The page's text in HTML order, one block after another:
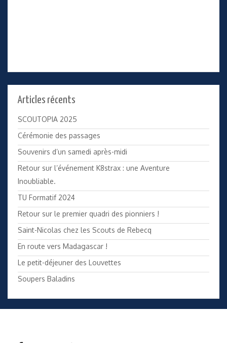
Articles récents
SCOUTOPIA 2025
Cérémonie des passages
Souvenirs d’un samedi après-midi
Retour sur l’événement K8strax : une Aventure
Inoubliable.
TU Formatif 2024
Retour sur le premier quadri des pionniers !
Saint-Nicolas chez les Scouts de Rebecq
En route vers Madagascar !
Le petit-déjeuner des Louvettes
Soupers Baladins